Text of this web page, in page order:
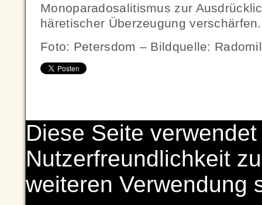
Monoparadosalitismus zur
häretischer Überzeugung verschärfen.
Foto: Petersdom – Bildquelle:
Diese Seite
Nutzerfreundlichkeit
weiteren Verwendung